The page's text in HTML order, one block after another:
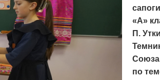
«А»
П.
Союза
по